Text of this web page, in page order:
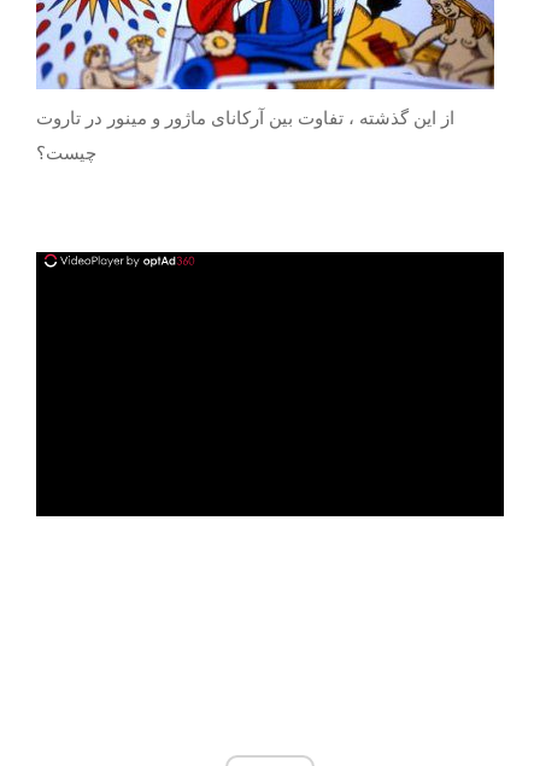
از این گذشته ، تفاوت بین آرکانای ماژور و مینور در تاروت
چیست؟